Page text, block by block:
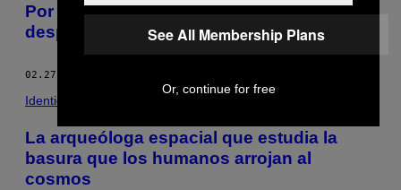
Por qué algunas personas lloran justo
después de follar
02.27.17
Identidad
La arqueóloga espacial que estudia la
basura que los humanos arrojan al
cosmos
See All Membership Plans
Or, continue for free